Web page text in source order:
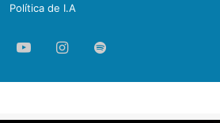
Política de I.A
FacebookYouTubeInstagram
Spotify